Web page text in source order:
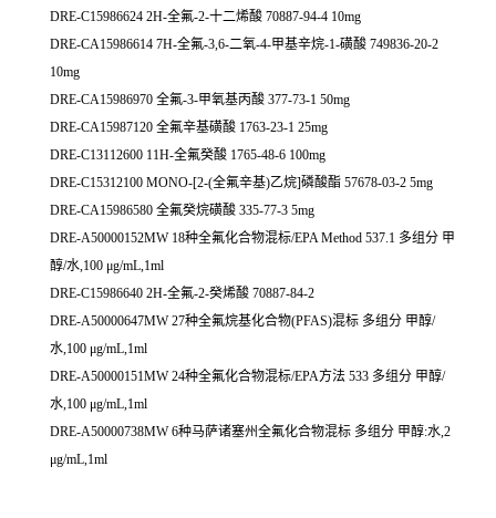
DRE-C15986624 2H-全氟-2-十二烯酸 70887-94-4 10mg
DRE-CA15986614 7H-全氟-3,6-二氧-4-甲基辛烷-1-磺酸 749836-20-2
10mg
DRE-CA15986970 全氟-3-甲氧基丙酸 377-73-1 50mg
DRE-CA15987120 全氟辛基磺酸 1763-23-1 25mg
DRE-C13112600 11H-全氟癸酸 1765-48-6 100mg
DRE-C15312100 MONO-[2-(全氟辛基)乙烷]磷酸酯 57678-03-2 5mg
DRE-CA15986580 全氟癸烷磺酸 335-77-3 5mg
DRE-A50000152MW 18种全氟化合物混标/EPA Method 537.1 多组分 甲
醇/水,100 μg/mL,1ml
DRE-C15986640 2H-全氟-2-癸烯酸 70887-84-2
DRE-A50000647MW 27种全氟烷基化合物(PFAS)混标 多组分 甲醇/
水,100 μg/mL,1ml
DRE-A50000151MW 24种全氟化合物混标/EPA方法 533 多组分 甲醇/
水,100 μg/mL,1ml
DRE-A50000738MW 6种马萨诸塞州全氟化合物混标 多组分 甲醇:水,2
μg/mL,1ml